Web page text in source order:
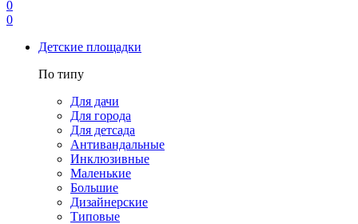
0
0
Детские площадки
По типу
Для дачи
Для города
Для детсада
Антивандальные
Инклюзивные
Маленькие
Большие
Дизайнерские
Типовые